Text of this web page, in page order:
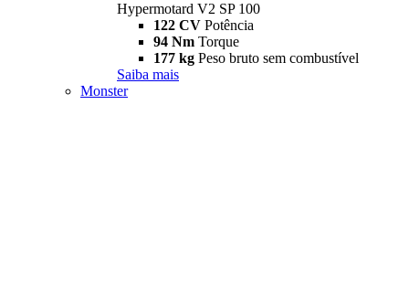
Hypermotard V2 SP 100
122 CV Potência
94 Nm Torque
177 kg Peso bruto sem combustível
Saiba mais
Monster